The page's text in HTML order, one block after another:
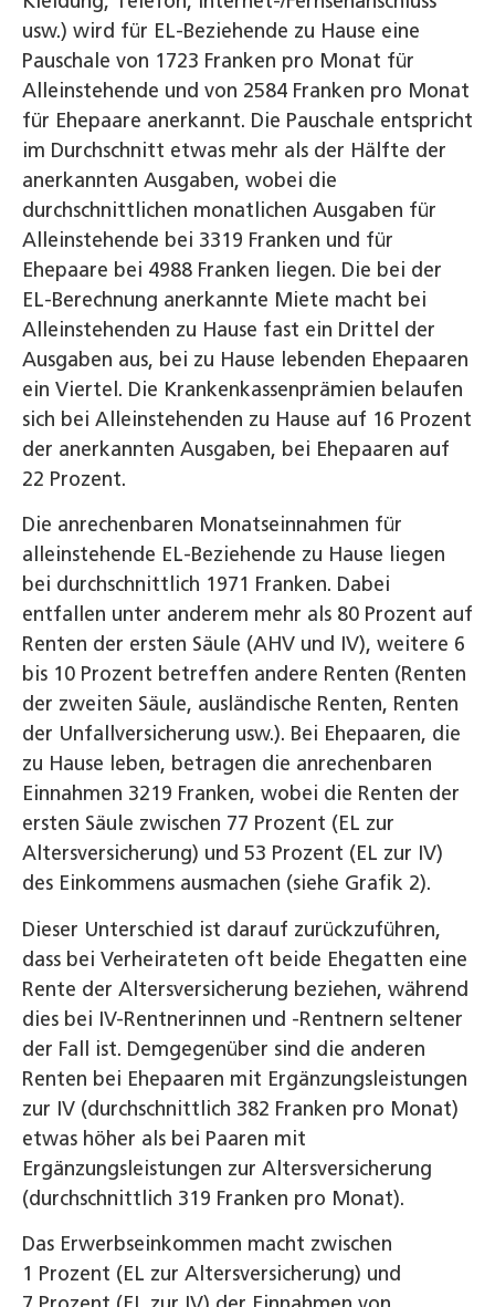
usw.) wird für EL-Beziehende zu Hause eine
Pauschale von 1723 Franken pro Monat für
Alleinstehende und von 2584 Franken pro Monat
für Ehepaare anerkannt. Die Pauschale entspricht
im Durchschnitt etwas mehr als der Hälfte der
anerkannten Ausgaben, wobei die
durchschnittlichen monatlichen Ausgaben für
Alleinstehende bei 3319 Franken und für
Ehepaare bei 4988 Franken liegen. Die bei der
EL-Berechnung anerkannte Miete macht bei
Alleinstehenden zu Hause fast ein Drittel der
Ausgaben aus, bei zu Hause lebenden Ehepaaren
ein Viertel. Die Krankenkassenprämien belaufen
sich bei Alleinstehenden zu Hause auf 16 Prozent
der anerkannten Ausgaben, bei Ehepaaren auf
22 Prozent.
Die anrechenbaren Monatseinnahmen für
alleinstehende EL-Beziehende zu Hause liegen
bei durchschnittlich 1971 Franken. Dabei
entfallen unter anderem mehr als 80 Prozent auf
Renten der ersten Säule (AHV und IV), weitere 6
bis 10 Prozent betreffen andere Renten (Renten
der zweiten Säule, ausländische Renten, Renten
der Unfallversicherung usw.). Bei Ehepaaren, die
zu Hause leben, betragen die anrechenbaren
Einnahmen 3219 Franken, wobei die Renten der
ersten Säule zwischen 77 Prozent (EL zur
Altersversicherung) und 53 Prozent (EL zur IV)
des Einkommens ausmachen (siehe Grafik 2).
Dieser Unterschied ist darauf zurückzuführen,
dass bei Verheirateten oft beide Ehegatten eine
Rente der Altersversicherung beziehen, während
dies bei IV-Rentnerinnen und -Rentnern seltener
der Fall ist. Demgegenüber sind die anderen
Renten bei Ehepaaren mit Ergänzungsleistungen
zur IV (durchschnittlich 382 Franken pro Monat)
etwas höher als bei Paaren mit
Ergänzungsleistungen zur Altersversicherung
(durchschnittlich 319 Franken pro Monat).
Das Erwerbseinkommen macht zwischen
1 Prozent (EL zur Altersversicherung) und